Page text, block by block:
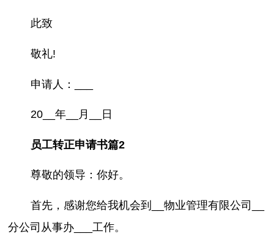
此致
敬礼!
申请人：___
20__年__月__日
员工转正申请书篇2
尊敬的领导：你好。
首先，感谢您给我机会到__物业管理有限公司__
分公司从事办___工作。